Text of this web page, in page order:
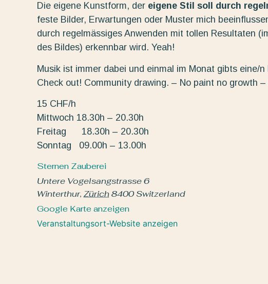
Die eigene Kunstform, der eigene Stil soll durch
feste Bilder, Erwartungen oder Muster mich
durch regelmässiges Anwenden mit tollen Resultaten
des Bildes) erkennbar wird. Yeah!
Musik ist immer dabei und einmal im Monat gibts eine/
Check out! Community drawing. – No paint no growth –
15 CHF/h
Mittwoch 18.30h – 20.30h
Freitag 18.30h – 20.30h
Sonntag 09.00h – 13.00h
Sternen Zauberei
Untere Vogelsangstrasse 6
Winterthur, Zürich8400 Switzerland
Google Karte anzeigen
Veranstaltungsort-Website anzeigen